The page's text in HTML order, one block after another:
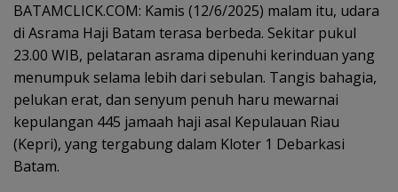
BATAMCLICK.COM: Kamis (12/6/2025) malam itu, udara
di Asrama Haji Batam terasa berbeda. Sekitar pukul
23.00 WIB, pelataran asrama dipenuhi kerinduan yang
menumpuk selama lebih dari sebulan. Tangis bahagia,
pelukan erat, dan senyum penuh haru mewarnai
kepulangan 445 jamaah haji asal Kepulauan Riau
(Kepri), yang tergabung dalam Kloter 1 Debarkasi
Batam.